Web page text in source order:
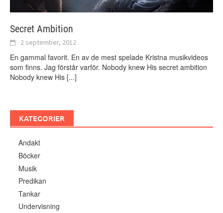
Secret Ambition
2 september, 2012
En gammal favorit. En av de mest spelade Kristna musikvideos
som finns. Jag förstår varför. Nobody knew His secret ambition
Nobody knew His [...]
KATEGORIER
Andakt
Böcker
Musik
Predikan
Tankar
Undervisning